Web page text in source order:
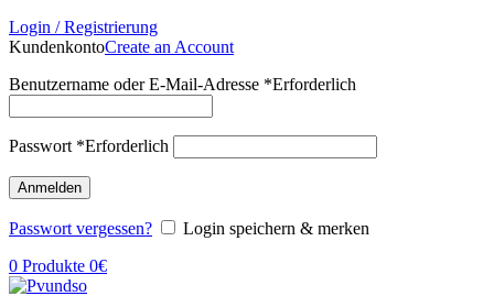
Login / Registrierung
KundenkontoCreate an Account
Benutzername oder E-Mail-Adresse *Erforderlich
Passwort *Erforderlich
Anmelden
Passwort vergessen?
Login speichern & merken
0 Produkte 0€